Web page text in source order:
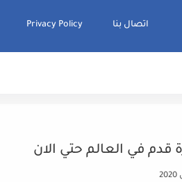
اتصال بنا Privacy Policy